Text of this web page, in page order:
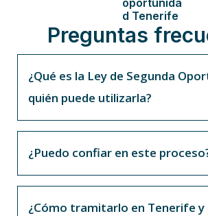
d Tenerife
Preguntas
¿Qué es la Ley de Segunda
quién puede utilizarla?
¿Puedo confiar en este
¿Cómo tramitarlo en Tenerife y